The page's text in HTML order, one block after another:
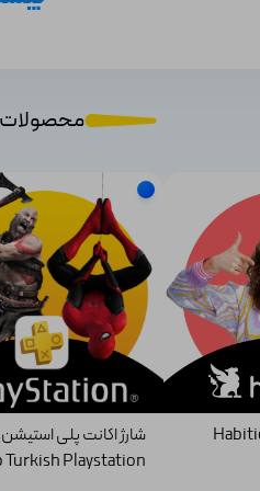
شارژ اکانت پلی استیشن
Turkish Playstation